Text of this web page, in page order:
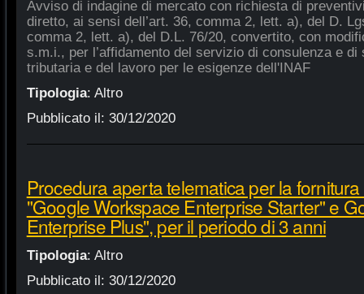
Avviso di indagine di mercato con richiesta di
diretto, ai sensi dell’art. 36, comma 2, lett. a), del D.
comma 2, lett. a), del D.L. 76/20, convertito, con
s.m.i., per l’affidamento del servizio di consulenza e
tributaria e del lavoro per le esigenze dell'INAF
Tipologia: Altro
Pubblicato il: 30/12/2020
Procedura aperta telematica per la
"Google Workspace Enterprise Starter" e
Enterprise Plus", per il periodo di 3 anni
Tipologia: Altro
Pubblicato il: 30/12/2020